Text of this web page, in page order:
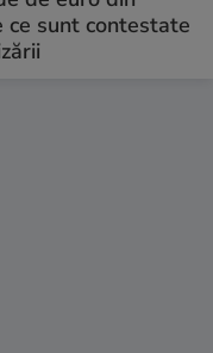
ce sunt contestate